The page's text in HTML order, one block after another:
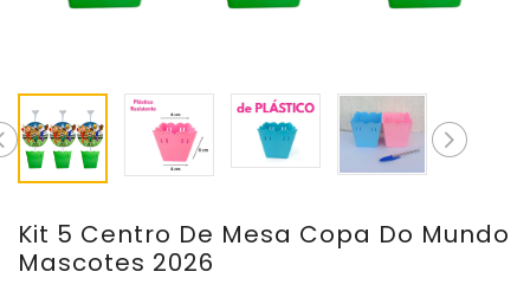
Kit 5 Centro De Mesa Copa Do Mundo
Mascotes 2026